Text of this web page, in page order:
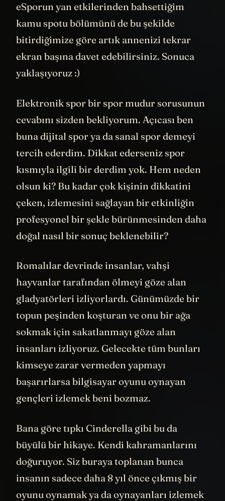
eSporun yan etkilerinden bahsettiğim
kamu spotu bölümünü de bu şekilde
bitirdiğimize göre artık annenizi tekrar
ekran başına davet edebilirsiniz. Sonuca
yaklaşıyoruz :)
Elektronik spor bir spor mudur sorusunun
cevabını sizden bekliyorum. Açıcası ben
buna dijital spor ya da sanal spor demeyi
tercih ederdim. Dikkat ederseniz spor
kısmıyla ilgili bir derdim yok. Hem neden
olsun ki? Bu kadar çok kişinin dikkatini
çeken, izlemesini sağlayan bir etkinliğin
profesyonel bir şekle bürünmesinden daha
doğal nasıl bir sonuç beklenebilir?
Romalılar devrinde insanlar, vahşi
hayvanlar tarafından ölmeyi göze alan
gladyatörleri izliyorlardı. Günümüzde bir
topun peşinden koşturan ve onu bir ağa
sokmak için sakatlanmayı göze alan
insanları izliyoruz. Gelecekte tüm bunları
kimseye zarar vermeden yapmayı
başarırlarsa bilgisayar oyunu oynayan
gençleri izlemek beni bozmaz.
Bana göre tıpkı Cinderella gibi bu da
büyülü bir hikaye. Kendi kahramanlarını
doğuruyor. Siz buraya toplanan bunca
insanın sadece daha 8 yıl önce çıkmış bir
oyunu oynamak ya da oynayanları izlemek